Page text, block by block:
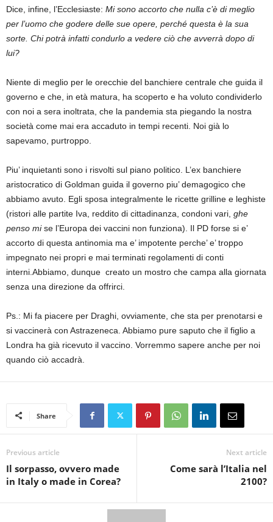
Dice, infine, l’Ecclesiaste: Mi sono accorto che nulla c’è di meglio
per l’uomo che godere delle sue opere, perché questa è la sua
sorte. Chi potrà infatti condurlo a vedere ciò che avverrà dopo di
lui?
Niente di meglio per le orecchie del banchiere centrale che guida il
governo e che, in età matura, ha scoperto e ha voluto condividerlo
con noi a sera inoltrata, che la pandemia sta piegando la nostra
società come mai era accaduto in tempi recenti. Noi già lo
sapevamo, purtroppo.
Piu’ inquietanti sono i risvolti sul piano politico. L’ex banchiere
aristocratico di Goldman guida il governo piu’ demagogico che
abbiamo avuto. Egli sposa integralmente le ricette grilline e leghiste
(ristori alle partite Iva, reddito di cittadinanza, condoni vari, ghe
penso mise l’Europa dei vaccini non funziona). Il PD forse si e’
accorto di questa antinomia ma e’ impotente perche’ e’ troppo
impegnato nei propri e mai terminati regolamenti di conti
interni.Abbiamo, dunque creato un mostro che campa alla giornata
senza una direzione da offrirci.
Ps.: Mi fa piacere per Draghi, ovviamente, che sta per prenotarsi e
si vaccinerà con Astrazeneca. Abbiamo pure saputo che il figlio a
Londra ha già ricevuto il vaccino. Vorremmo sapere anche per noi
quando ciò accadrà.
Share
Previous article
Il sorpasso, ovvero made
in Italy o made in Corea?
Next article
Come sarà l’Italia nel
2100?